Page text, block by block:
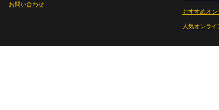
お問い合わせ
おすすめオ
人気オンラ